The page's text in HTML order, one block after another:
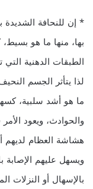
* إن للنحافة
بها، منها ما هو
الطبقات الدهنية
لذا يتأثر الجسم
ما هو أشد سلبية،
والحوادث، ويعود
هشاشة العظام
ويسهل عليهم الإصابة
بالإسهال أو النزلات